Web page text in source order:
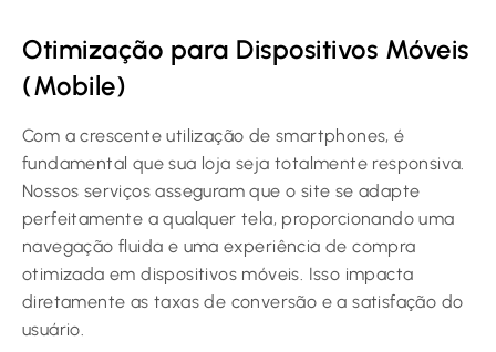
Otimização para Dispositivos Móveis
(Mobile)
Com a crescente utilização de smartphones, é
fundamental que sua loja seja totalmente responsiva.
Nossos serviços asseguram que o site se adapte
perfeitamente a qualquer tela, proporcionando uma
navegação fluida e uma experiência de compra
otimizada em dispositivos móveis. Isso impacta
diretamente as taxas de conversão e a satisfação do
usuário.